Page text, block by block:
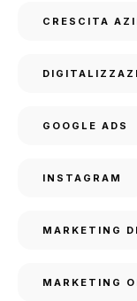
CRESCITA
GOOGLE ADS
INSTAGRAM
MARKETING
MARKETING